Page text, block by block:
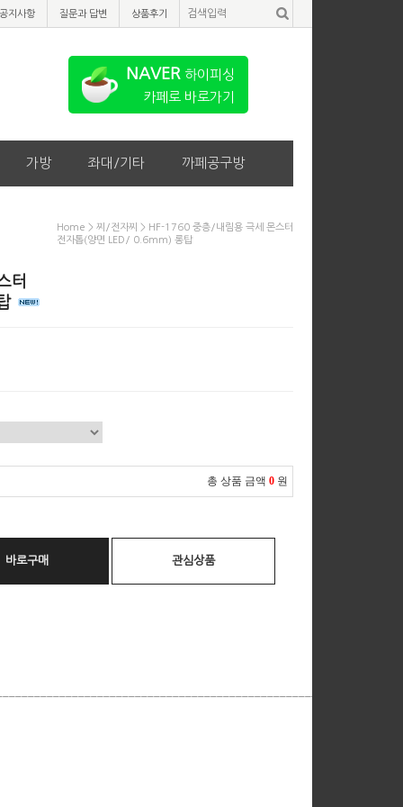
공지사항 질문과 답변 상품후기
가방 좌대/기타 까페공구방
NAVER 하이피싱
카페로 바로가기
Home > 찌/전자찌
> HF-1760 중층/내림용 극세 몬스터
전자톱(양면 LED/ 0.6mm) 롱탑
터
총 상품 금액 0 원
바로구매 관심상품